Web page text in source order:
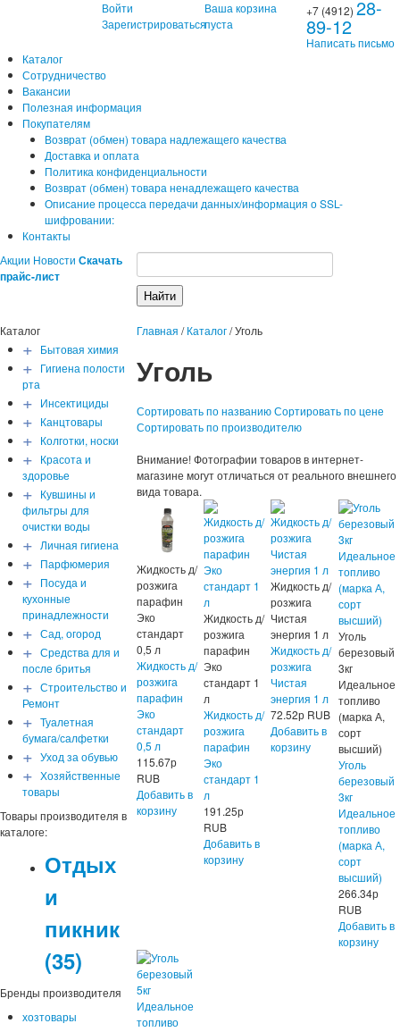
Войти
Зарегистрироваться
Ваша корзина
пуста
+7 (4912)28-
89-12
Написать письмо
Каталог
Сотрудничество
Вакансии
Полезная информация
Покупателям
Возврат (обмен) товара надлежащего качества
Доставка и оплата
Политика конфиденциальности
Возврат (обмен) товара ненадлежащего качества
Описание процесса передачи данных/информация о SSL-
шифровании:
Контакты
Акции Новости Скачать
прайс-лист
Каталог
+ Бытовая химия
+ Гигиена полости
рта
+ Инсектициды
+ Канцтовары
+ Колготки, носки
+ Красота и
здоровье
+ Кувшины и
фильтры для
очистки воды
+ Личная гигиена
+ Парфюмерия
+ Посуда и
кухонные
принадлежности
+ Сад, огород
+ Средства для и
после бритья
+ Строительство и
Ремонт
+ Туалетная
бумага/салфетки
+ Уход за обувью
+ Хозяйственные
товары
Товары производителя в
каталоге:
Отдых
и
пикник
(35)
Бренды производителя
хозтовары
Главная /Каталог/Уголь
Уголь
Сортировать по названию Сортировать по цене
Сортировать по производителю
Внимание! Фотографии товаров в интернет-
магазине могут отличаться от реального внешнего
вида товара.
Жидкость д/
розжига
парафин
Эко
стандарт
0,5 л
Жидкость д/
розжига
парафин
Эко
стандарт
0,5 л
115.67р
RUB
Добавить в
корзину
Жидкость д/
розжига
парафин
Эко
стандарт 1
л
Жидкость д/
розжига
парафин
Эко
стандарт 1
л
191.25р
RUB
Добавить в
корзину
Жидкость д/
розжига
Чистая
энергия 1 л
Жидкость д/
розжига
Чистая
энергия 1 л
72.52р RUB
Добавить в
корзину
Уголь
березовый
3кг
Идеальное
топливо
(марка А,
сорт
высший)
Уголь
березовый
3кг
Идеальное
топливо
(марка А,
сорт
высший)
266.34р
RUB
Добавить в
корзину